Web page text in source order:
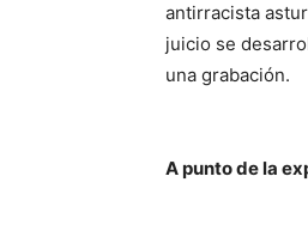
antirracista
juicio se
una grabación.
A punto de la